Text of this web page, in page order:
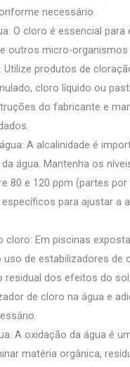
necessário.
O cloro é essencial para
outros micro-organismos
Utilize produtos de
cloro líquido ou
do fabricante e
A alcalinidade é
água. Mantenha os
80 e 120 ppm (partes por
para ajustar a
cloro: Em piscinas
de estabilizadores de
residual dos efeitos do
de cloro na água e
A oxidação da água é
matéria orgânica,